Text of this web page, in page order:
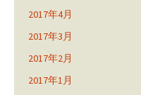
2017年4月
2017年3月
2017年2月
2017年1月